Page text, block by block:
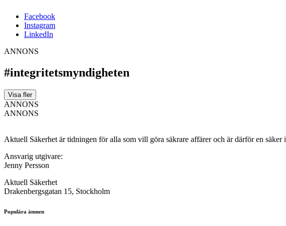
Facebook
Instagram
LinkedIn
ANNONS
#integritetsmyndigheten
Visa fler
ANNONS
ANNONS
Aktuell Säkerhet är tidningen för alla som vill göra säkrare affärer och är därför en
Ansvarig utgivare:
Jenny Persson
Aktuell Säkerhet
Drakenbergsgatan 15, Stockholm
Populära ämnen